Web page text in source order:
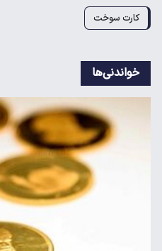
کارت سوخت
خواندنی‌ها